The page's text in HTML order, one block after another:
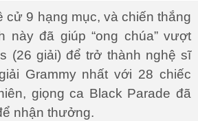
cử 9 hạng mục, và chiến thắng
này đã giúp “ong chúa” vượt
(26 giải) để trở thành nghệ sĩ
Grammy nhất với 28 chiếc
giọng ca Black Parade đã
nhận thưởng.